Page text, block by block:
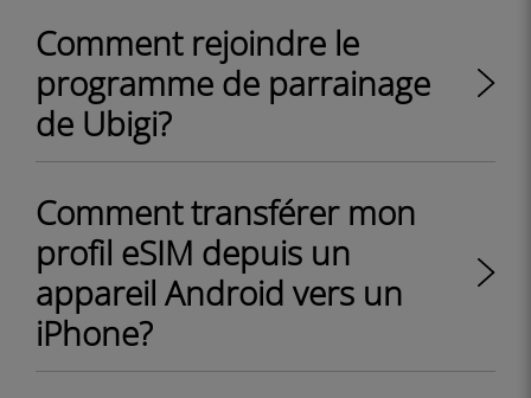
Comment rejoindre le
programme de parrainage
de Ubigi?
Comment transférer mon
profil eSIM depuis un
appareil Android vers un
iPhone?